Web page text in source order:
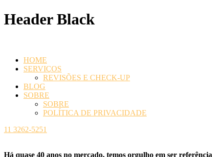
Header Black
HOME
SERVIÇOS
REVISÕES E CHECK-UP
BLOG
SOBRE
SOBRE
POLÍTICA DE PRIVACIDADE
11 3262-5251
Há quase 40 anos no mercado, temos orgulho em ser referência